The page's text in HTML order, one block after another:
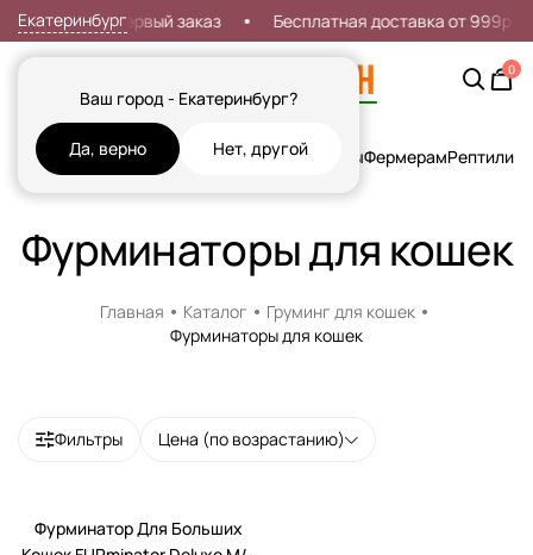
Екатеринбург
Ваш город - Екатеринбург?
Да, верно Нет, другой
Скидка 7% на первый заказ Бесплатная доставка от 999р
0
Кошки СобакиРыбы Грызуны и Хорьки ПтицыФермерамРептилии
Фурминаторы для кошек
Главная Каталог
Груминг для кошек
Фурминаторы для кошек
Фильтры Цена (по возрастанию)
Фурминатор Для Больших